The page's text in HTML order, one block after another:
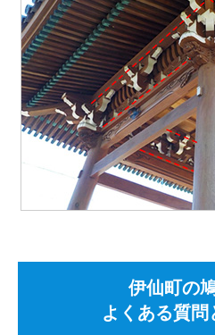
伊仙町の
よくある質問